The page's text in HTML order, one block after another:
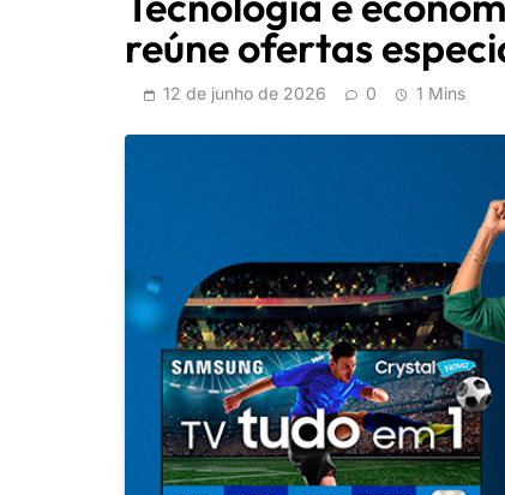
reúne ofertas
12 de junho de 2026 0 1 Mins